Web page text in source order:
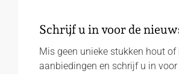
Schrijf u in voor de
Mis geen unieke stukken hout
aanbiedingen en schrijf u in voor